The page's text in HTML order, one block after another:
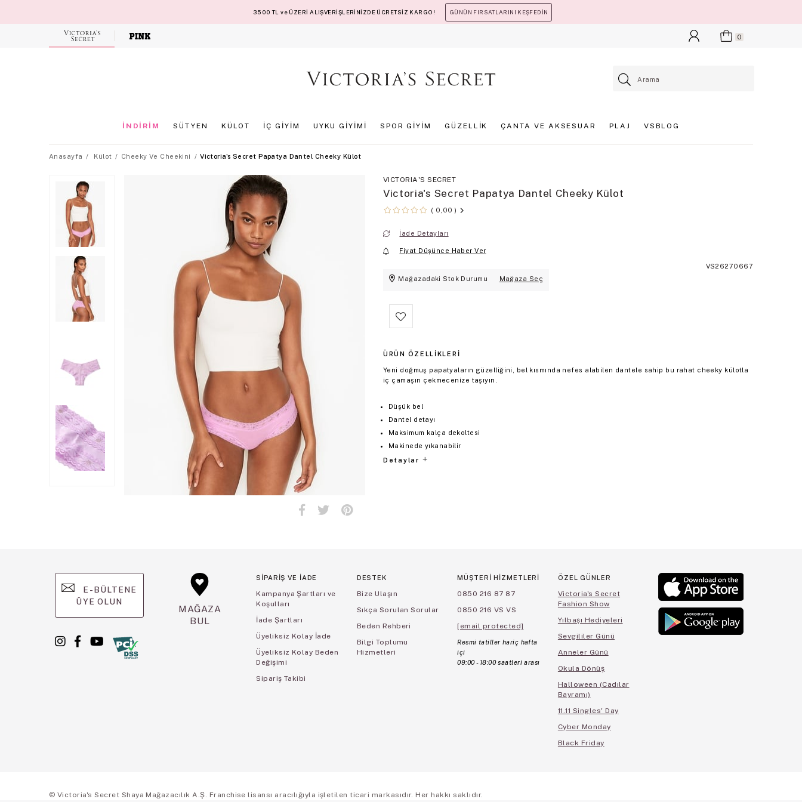
3500 TL ve ÜZERİ ALIŞVERİŞLERİNİZDE ÜCRETSİZ KARGO! GÜNÜN FIRSATLARINI KEŞFEDİN
Victoria's
Secret
0
İNDİRİM SÜTYEN KÜLOT İÇ GİYİM UYKU GİYİMİ SPOR GİYİM GÜZELLİK ÇANTA VE AKSESUAR PLAJ VSBLOG
Anasayfa Külot Cheeky Ve Cheekini Victoria's Secret Papatya Dantel Cheeky Külot
VICTORIA'S SECRET
Victoria's Secret Papatya Dantel Cheeky Külot
0,00
İade Detayları
Fiyat Düşünce Haber Ver
VS26270667
Mağazadaki Stok Durumu
Mağaza Seç
ÜRÜN ÖZELLIKLERI
Yeni doğmuş papatyaların güzelliğini, bel kısmında nefes alabilen dantele sahip bu rahat cheeky külotla
iç çamaşırı çekmecenize taşıyın.
Düşük bel
Dantel detayı
Maksimum kalça dekoltesi
Makinede yıkanabilir
Detaylar
E-BÜLTENE
ÜYE OLUN
MAĞAZA
BUL
SİPARİŞ VE İADE
Kampanya Şartları ve
Koşulları
İade Şartları
Üyeliksiz Kolay İade
Üyeliksiz Kolay Beden
Değişimi
Sipariş Takibi
DESTEK
Bize Ulaşın
Sıkça Sorulan Sorular
Beden Rehberi
Bilgi Toplumu
Hizmetleri
MÜŞTERİ HİZMETLERİ
0850 216 87 87
0850 216 VS VS
[email protected]
Resmi tatiller hariç hafta
içi
09:00 - 18:00 saatleri arası
ÖZEL GÜNLER
Victoria's Secret
Fashion Show
Yılbaşı Hediyeleri
Sevgililer Günü
Anneler Günü
Okula Dönüş
Halloween (Cadılar
Bayramı)
11.11 Singles' Day
Cyber Monday
Black Friday
© Victoria's Secret Shaya Mağazacılık A.Ş. Franchise lisansı aracılığıyla işletilen ticari markasıdır. Her hakkı saklıdır.